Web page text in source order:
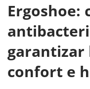
Ergoshoe:
garantizar
confort e